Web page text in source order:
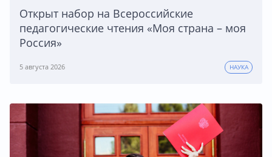
Открыт набор на Всероссийские
педагогические чтения «Моя страна – моя
Россия»
5 августа 2026 НАУКА